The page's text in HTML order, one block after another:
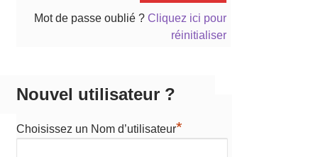
Mot de passe oublié ? Cliquez ici pour
réinitialiser
Nouvel utilisateur ?
Choisissez un Nom d’utilisateur*